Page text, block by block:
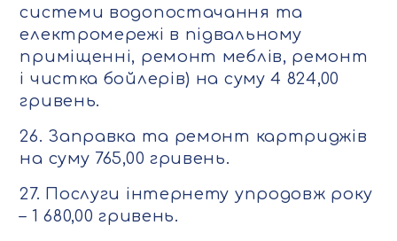
системи водопостачання та
електромережі в підвальному
приміщенні, ремонт меблів, ремонт
і чистка бойлерів) на суму 4 824,00
гривень.
26. Заправка та ремонт картриджів
на суму 765,00 гривень.
27. Послуги інтернету упродовж року
– 1 680,00 гривень.